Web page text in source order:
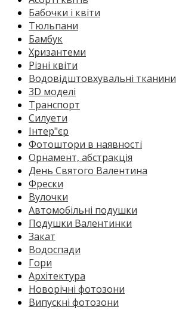
Бабочки і квіти
Тюльпани
Бамбук
Хризантеми
Різні квіти
Водовідштовхувальні тканини
3D моделі
Транспорт
Силуети
Інтер"єр
Фотоштори в наявності
Орнамент, абстракція
День Святого Валентина
Фрески
Вулочки
Автомобільні подушки
Подушки Валентинки
Закат
Водоспади
Гори
Архітектура
Новорічні фотозони
Випускні фотозони